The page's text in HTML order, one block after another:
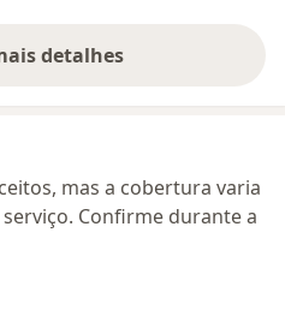
detalhes
sobre o endereço
mas a cobertura varia
Confirme durante a